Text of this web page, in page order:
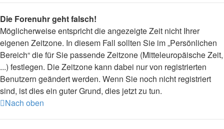
Die Forenuhr geht falsch!
Möglicherweise entspricht die angezeigte Zeit nicht Ihrer
eigenen Zeitzone. In diesem Fall sollten Sie im „Persönlichen
Bereich“ die für Sie passende Zeitzone (Mitteleuropäische Zeit,
...) festlegen. Die Zeitzone kann dabei nur von registrierten
Benutzern geändert werden. Wenn Sie noch nicht registriert
sind, ist dies ein guter Grund, dies jetzt zu tun.
Nach oben